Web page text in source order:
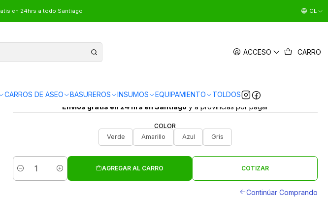
ACCESO CARRO
CARROS DE ASEO BASUREROS INSUMOS EQUIPAMIENTO TOLDOS
en 24hrs a todo Santiago CL
CONTENEDOR DE BASURA CON RUEDAS 360 L
Ver Medios de Pago
Envíos gratis en 24 hrs en Santiago y a provincias por pagar
COLOR
Verde
Amarillo Azul Gris
Cantidad
AGREGAR AL CARRO COTIZAR
Continúar Comprando